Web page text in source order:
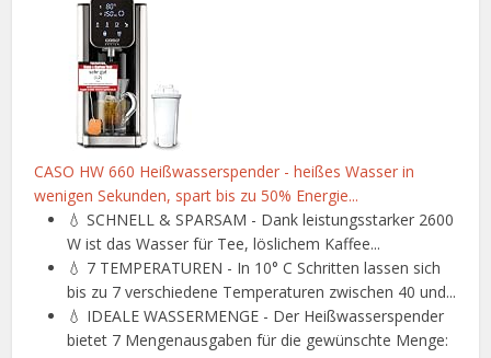
CASO HW 660 Heißwasserspender - heißes Wasser in
wenigen Sekunden, spart bis zu 50% Energie...
💧 SCHNELL & SPARSAM - Dank leistungsstarker 2600
W ist das Wasser für Tee, löslichem Kaffee...
💧 7 TEMPERATUREN - In 10° C Schritten lassen sich
bis zu 7 verschiedene Temperaturen zwischen 40 und...
💧 IDEALE WASSERMENGE - Der Heißwasserspender
bietet 7 Mengenausgaben für die gewünschte Menge: